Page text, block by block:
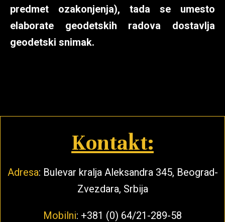
predmet ozakonjenja), tada se umesto
elaborate geodetskih radova dostavlja
geodetski snimak.
Kontakt:
Adresa: Bulevar kralja Aleksandra 345, Beograd-
Zvezdara, Srbija
Mobilni: +381 (0) 64/21-289-58